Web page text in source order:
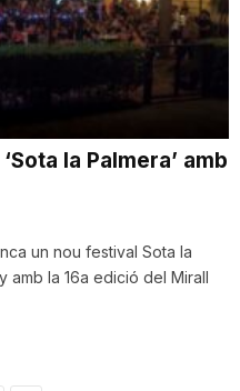
la Palmera’ amb
un nou festival Sota la
amb la 16a edició del Mirall